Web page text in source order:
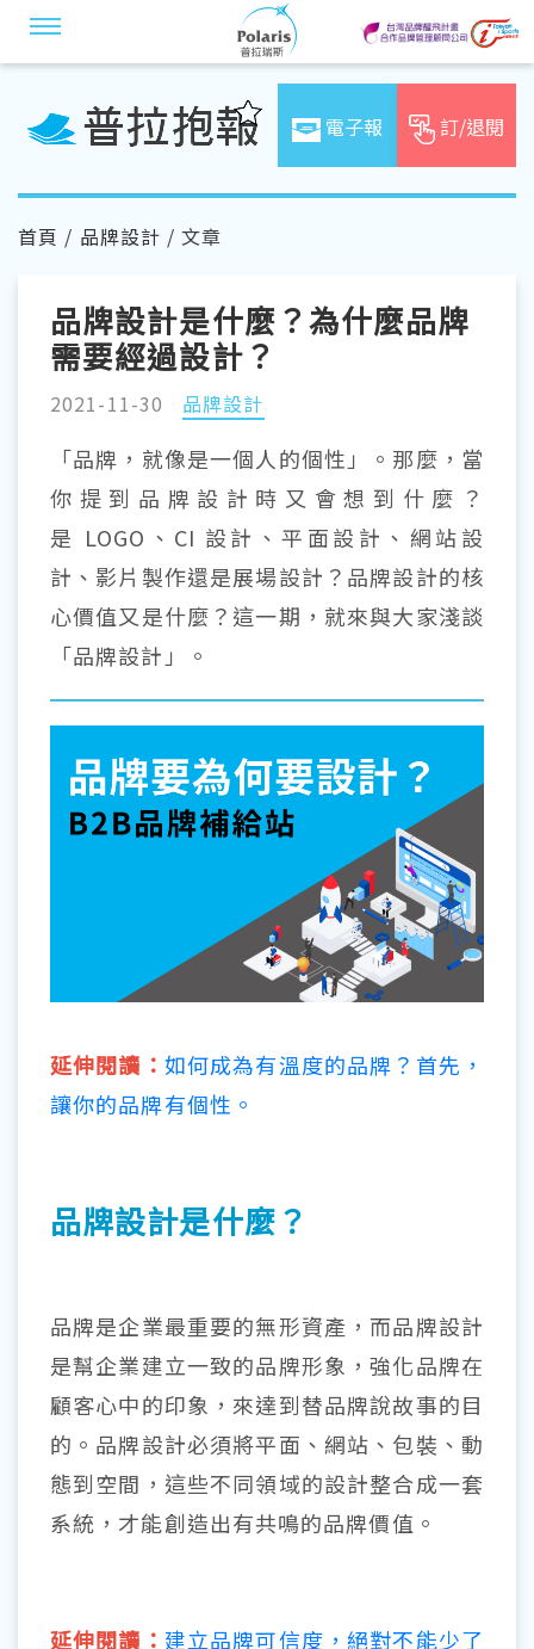
電子報 訂/退閱
首頁 / 品牌設計 / 文章
品牌設計是什麼？為什麼品牌
需要經過設計？
2021-11-30 品牌設計
「品牌，就像是一個人的個性」。那麼，當
你提到品牌設計時又會想到什麼？
是 LOGO、CI 設計、平面設計、網站設
計、影片製作還是展場設計？品牌設計的核
心價值又是什麼？這一期，就來與大家淺談
「品牌設計」。
延伸閱讀： 如何成為有溫度的品牌？首先，
讓你的品牌有個性。
品牌設計是什麼？
品牌是企業最重要的無形資產，而品牌設計
是幫企業建立一致的品牌形象，強化品牌在
顧客心中的印象，來達到替品牌說故事的目
的。品牌設計必須將平面、網站、包裝、動
態到空間，這些不同領域的設計整合成一套
系統，才能創造出有共鳴的品牌價值。
延伸閱讀： 建立品牌可信度，絕對不能少了